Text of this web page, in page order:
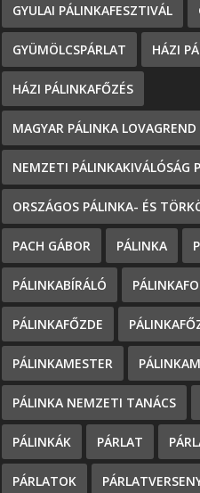
GYULAI PÁLINKAFESZTIVÁL
GYÜMÖLCSPÁRLAT HÁZI
HÁZI PÁLINKAFŐZÉS
MAGYAR PÁLINKA LOVAGREND
NEMZETI PÁLINKAKIVÁLÓSÁG
ORSZÁGOS PÁLINKA- ÉS
PACH GÁBOR PÁLINKA
PÁLINKABÍRÁLÓ
PÁLINKAFŐZDE
PÁLINKAMESTER
PÁLINKA NEMZETI TANÁCS
PÁLINKÁK PÁRLAT
PÁRLATOK